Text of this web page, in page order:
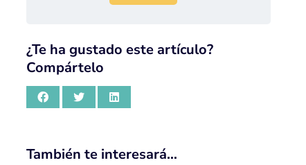
¿Te ha gustado este artículo?
Compártelo
También te interesará…